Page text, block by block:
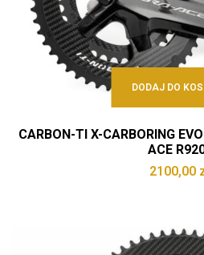
DODAJ DO
CARBON-TI X-CARBORING
ACE
2100,00